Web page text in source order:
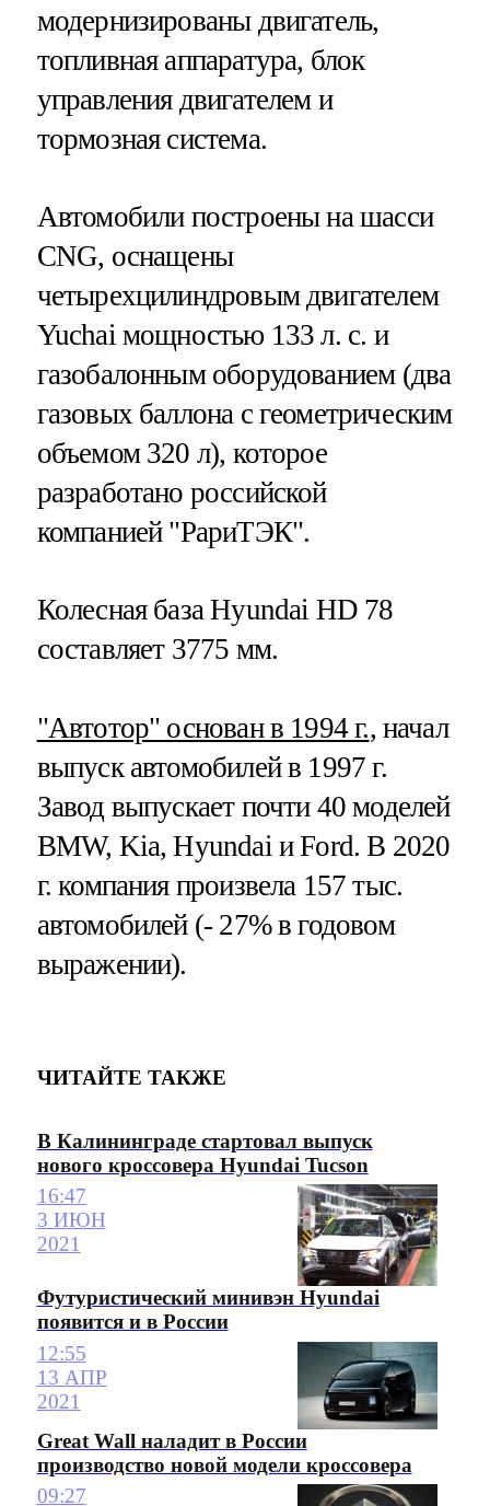
модернизированы двигатель,
топливная аппаратура, блок
управления двигателем и
тормозная система.
Автомобили построены на шасси
CNG, оснащены
четырехцилиндровым двигателем
Yuchai мощностью 133 л. с. и
газобалонным оборудованием (два
газовых баллона с геометрическим
объемом 320 л), которое
разработано российской
компанией "РариТЭК".
Колесная база Hyundai HD 78
составляет 3775 мм.
"Автотор" основан в 1994 г., начал
выпуск автомобилей в 1997 г.
Завод выпускает почти 40 моделей
BMW, Kia, Hyundai и Ford. В 2020
г. компания произвела 157 тыс.
автомобилей (- 27% в годовом
выражении).
ЧИТАЙТЕ ТАКЖЕ
В Калининграде стартовал выпуск
нового кроссовера Hyundai Tucson
16:47
3 ИЮН
2021
Футуристический минивэн Hyundai
появится и в России
12:55
13 АПР
2021
Great Wall наладит в России
производство новой модели кроссовера
09:27